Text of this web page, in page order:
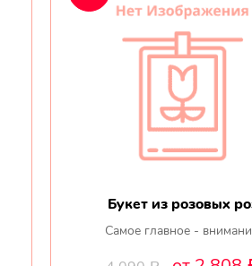
Букет из розовых
Самое главное -